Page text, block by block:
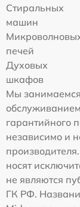
Стиральных
машин
печей
Духовых
шкафов
Мы
гарантийного
независимо и
носят
не являются
ГК РФ.